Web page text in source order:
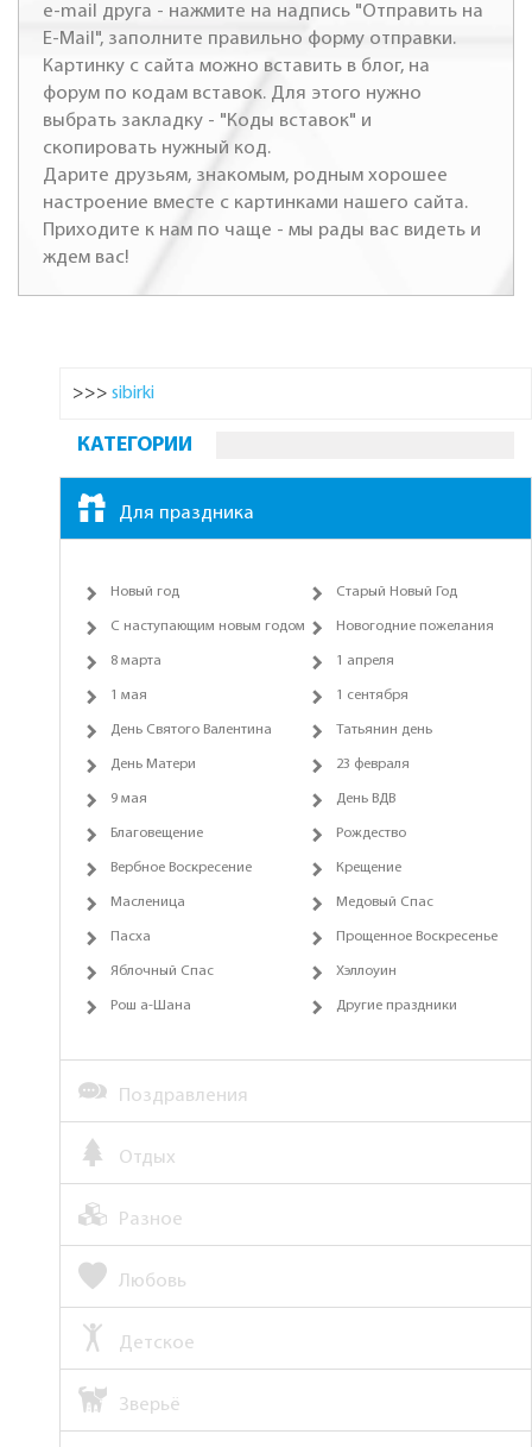
e-mail друга - нажмите на надпись "Отправить на
E-Mail", заполните правильно форму отправки.
Картинку с сайта можно вставить в блог, на
форум по кодам вставок. Для этого нужно
выбрать закладку - "Коды вставок" и
скопировать нужный код.
Дарите друзьям, знакомым, родным хорошее
настроение вместе с картинками нашего сайта.
Приходите к нам по чаще - мы рады вас видеть и
ждем вас!
>>> sibirki
КАТЕГОРИИ
Для праздника
Новый год Старый Новый Год
С наступающим новым годом Новогодние пожелания
8 марта 1 апреля
1 мая 1 сентября
День Святого Валентина Татьянин день
День Матери 23 февраля
9 мая День ВДВ
Благовещение Рождество
Вербное Воскресение Крещение
Масленица Медовый Спас
Пасха Прощенное Воскресенье
Яблочный Спас Хэллоуин
Рош а-Шана Другие праздники
Поздравления
Отдых
Разное
Любовь
Детское
Зверьё